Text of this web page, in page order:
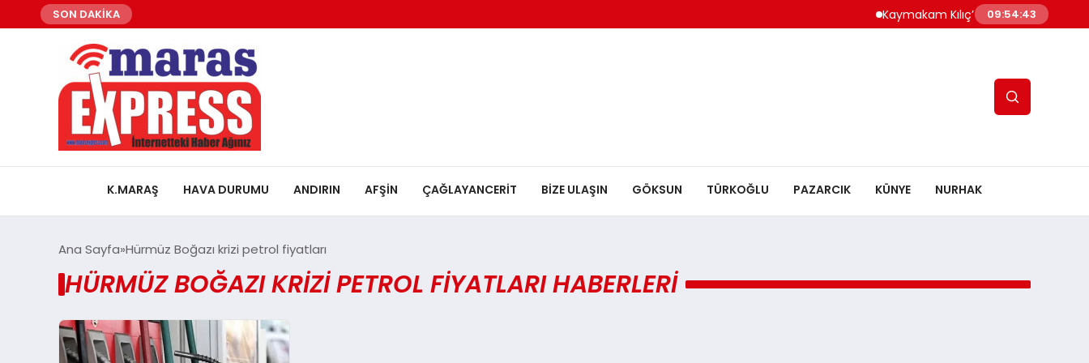
SON DAKİKA Kaymakam Kılıç’tan Kaymakam
09:54:43
K.MARAŞ HAVA DURUMU ANDIRIN AFŞİN ÇAĞLAYANCERİT BİZE ULAŞIN GÖKSUN TÜRKOĞLU PAZARCIK KÜNYE NURHAK
Ana Sayfa Hürmüz Boğazı krizi petrol fiyatları
HÜRMÜZ BOĞAZI KRIZI PETROL FIYATLARI HABERLERI